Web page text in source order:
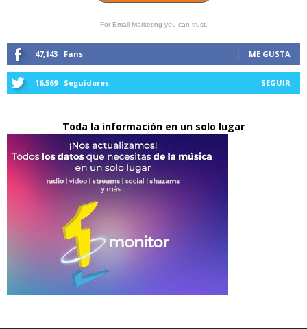
For Email Marketing you can trust.
47,143 Fans ME GUSTA
16,569 Seguidores SEGUIR
Toda la información en un solo lugar